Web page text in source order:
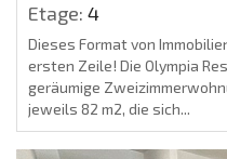
Etage: 4
Dieses Format von
ersten Zeile! Die Olympia
geräumige
jeweils 82 m2, die sich...